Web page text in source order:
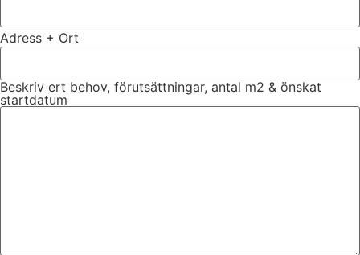
Adress + Ort
Beskriv ert behov, förutsättningar, antal m2 & önskat
startdatum